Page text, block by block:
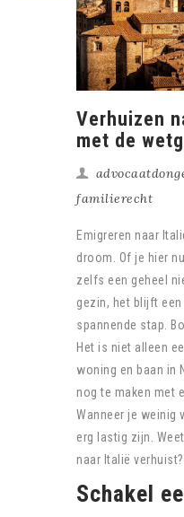
Verhuizen
met de
familierecht
Emigreren naar
droom. Of je hier
zelfs een geheel
gezin, het blijft
spannende stap.
Het is niet alleen
woning en baan in
nog te maken met
Wanneer je weinig
erg lastig zijn.
naar Italië verhuist?
Schakel